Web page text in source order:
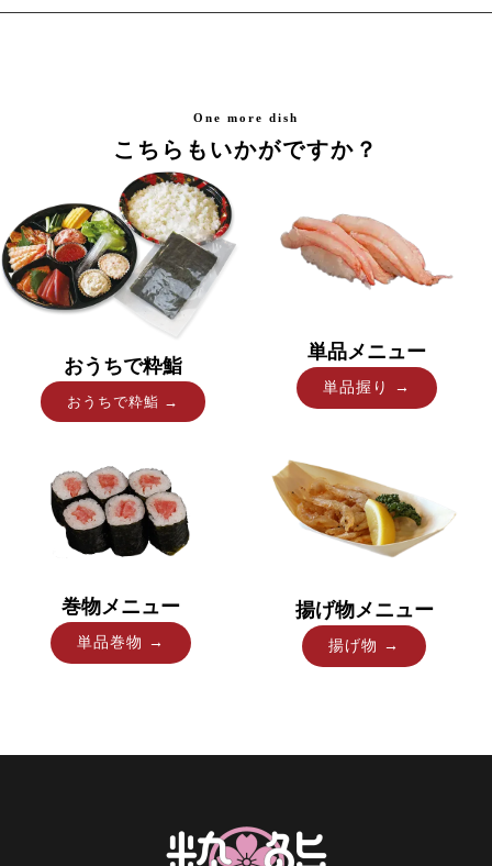
One more dish
こちらもいかがですか？
おうちで粋鮨
おうちで粋鮨 →
単品メニュー
単品握り →
巻物メニュー
単品巻物 →
揚げ物メニュー
揚げ物 →